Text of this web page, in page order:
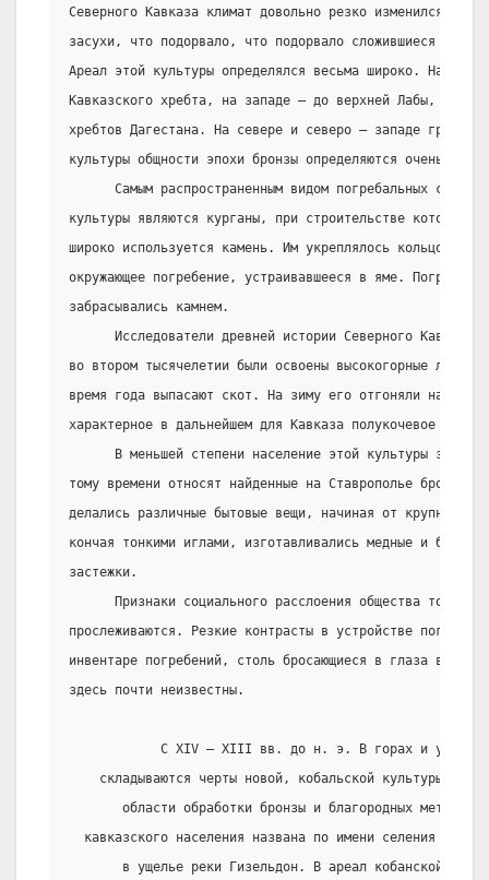
Северного Кавказа климат довольно резко изменился в
засухи, что подорвало, что подорвало сложившиеся
Ареал этой культуры определялся весьма широко. На юге
Кавказского хребта, на западе – до верхней Лабы, на
хребтов Дагестана. На севере и северо – западе границы
культуры общности эпохи бронзы определяются очень
Самым распространенным видом погребальных
культуры являются курганы, при строительстве которых,
широко используется камень. Им укреплялось кольцо в
окружающее погребение, устраивавшееся в яме.
забрасывались камнем.
Исследователи древней истории Северного Кавказа
во втором тысячелетии были освоены высокогорные луга,
время года выпасают скот. На зиму его отгоняли на
характерное в дальнейшем для Кавказа полукочевое
В меньшей степени население этой культуры
тому времени относят найденные на Ставрополье
делались различные бытовые вещи, начиная от крупных
кончая тонкими иглами, изготавливались медные и
застежки.
Признаки социального расслоения общества того
прослеживаются. Резкие контрасты в устройстве
инвентаре погребений, столь бросающиеся в глаза в
здесь почти неизвестны.
С XIV – XIII вв. до н. э. В горах и
складываются черты новой, кобальской культуры,
области обработки бронзы и благородных
кавказского населения названа по имени селения
в ущелье реки Гизельдон. В ареал кобанской